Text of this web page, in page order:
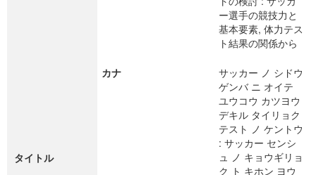
タイトル
ー選手の競技力と
基本要素, 体力テス
ト結果の関係から
カナ
サッカー ノ シドウ
ゲンバ ニ オイテ
ユウコウ カツヨウ
デキル タイリョク
テスト ノ ケントウ
: サッカー センシ
ュ ノ キョウギリョ
ク ト キホン ヨウ